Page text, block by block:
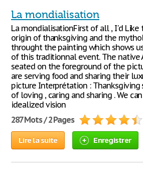
La mondialisation
La mondialisationFirst of all , I'd
origin of thanksgiving and the
throught the painting which shows
of this traditionnal event. The native
seated on the foreground of the
are serving food and sharing their
picture Interprétation : Thanksgiving
of loving , caring and sharing . We
idealized vision
287 Mots / 2 Pages
Lire la suite Enregistrer